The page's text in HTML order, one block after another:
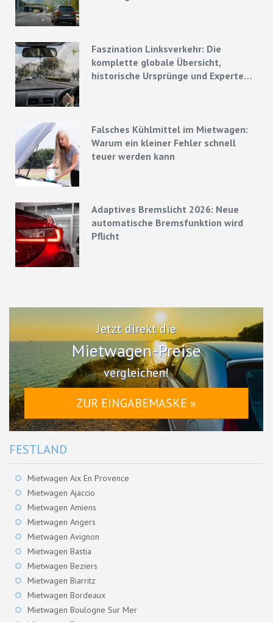
Faszination Linksverkehr: Die
komplette globale Übersicht,
historische Ursprünge und Experten-
Falsches Kühlmittel im Mietwagen:
Warum ein kleiner Fehler schnell
teuer werden kann
Adaptives Bremslicht 2026: Neue
automatische Bremsfunktion wird
Pflicht
Jetzt direkt die
Mietwagen-Preise
vergleichen!
ZUR EINGABEMASKE »
FESTLAND
Mietwagen Aix En Provence
Mietwagen Ajaccio
Mietwagen Amiens
Mietwagen Angers
Mietwagen Avignon
Mietwagen Bastia
Mietwagen Beziers
Mietwagen Biarritz
Mietwagen Bordeaux
Mietwagen Boulogne Sur Mer